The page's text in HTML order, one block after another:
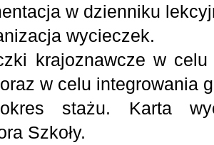
w dzienniku
wycieczek.
krajoznawcze w
w celu integrowania
stażu. Karta
Szkoły.